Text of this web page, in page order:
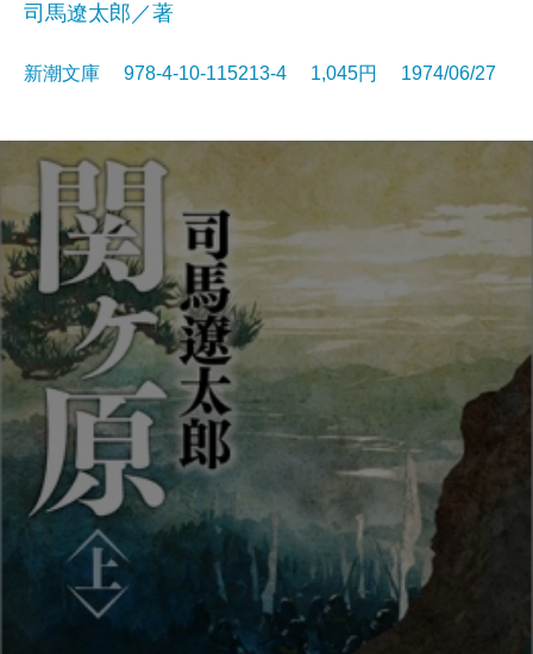
司馬遼太郎／著
新潮文庫 978-4-10-115213-4 1,045円 1974/06/27